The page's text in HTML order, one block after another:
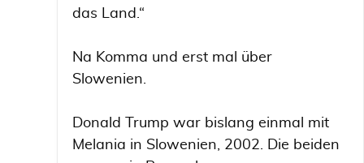
das Land.“
Na Komma und erst mal über
Slowenien.
Donald Trump war bislang einmal mit
Melania in Slowenien, 2002. Die beiden